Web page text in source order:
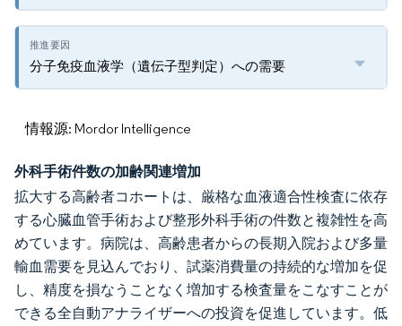
分子免疫血液学（遺伝子型判定）への需要
情報源: Mordor Intelligence
外科手術件数の加齢関連増加
拡大する高齢者コホートは、厳格な血液適合性検査に依存
する心臓血管手術および整形外科手術の件数と複雑性を高
めています。病院は、高齢患者からの長期入院および多量
輸血需要を見込んでおり、試薬消費量の持続的な増加を促
し、精度を損なうことなく増加する検査量をこなすことが
できる全自動アナライザーへの投資を促進しています。低